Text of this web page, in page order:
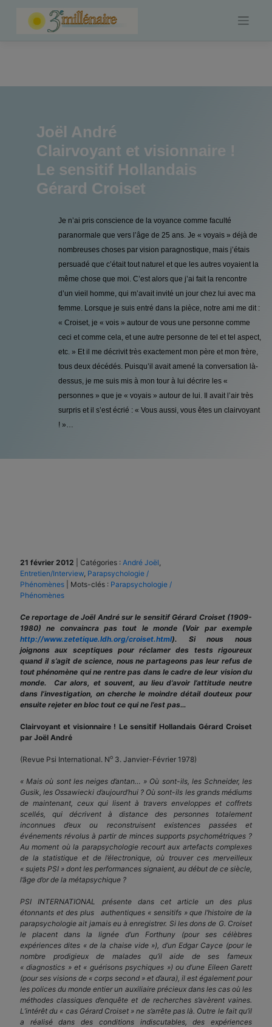
Joël André
Clairvoyant et visionnaire !
Le sensitif Hollandais
Gérard Croiset
Je n’ai pris conscience de la voyance comme faculté
paranormale que vers l’âge de 25 ans. Je « voyais » déjà de
nombreuses choses par vision paragnostique, mais j’étais
persuadé que c’était tout naturel et que les autres voyaient la
même chose que moi. C’est alors que j’ai fait la rencontre
d’un vieil homme, qui m’avait invité un jour chez lui avec ma
femme. Lorsque je suis entré dans la pièce, notre ami me dit :
« Croiset, je « vois » autour de vous une personne comme
ceci et comme cela, et une autre personne de tel et tel aspect,
etc. » Et il me décrivit très exactement mon père et mon frère,
tous deux décédés. Puisqu’il avait amené la conversation là-
dessus, je me suis mis à mon tour à lui décrire les «
personnes » que je « voyais » autour de lui. Il avait l’air très
surpris et il s’est écrié : « Vous aussi, vous êtes un clairvoyant
! »…
21 février 2012 Catégories : André Joël
Entretien/Interview Parapsychologie /
Phénomènes
Mots-clés : Parapsychologie /
Phénomènes
Ce reportage de Joël André sur le sensitif Gérard Croiset (1909-
1980) ne convaincra pas tout le monde (Voir par exemple
http://www.zetetique.ldh.org/croiset.html). Si nous nous
joignons aux sceptiques pour réclamer des tests rigoureux
quand il s’agit de science, nous ne partageons pas leur refus de
tout phénomène qui ne rentre pas dans le cadre de leur vision du
monde. Car alors, et souvent, au lieu d’avoir l’attitude neutre
dans l’investigation, on cherche le moindre détail douteux pour
ensuite rejeter en bloc tout ce qui ne l’est pas…
Clairvoyant et visionnaire ! Le sensitif Hollandais Gérard Croiset
par Joël André
(Revue Psi International. No 3. Janvier-Février 1978)
« Mais où sont les neiges d’antan… » Où sont-ils, les Schneider, les
Gusik, les Ossawiecki d’aujourd’hui ? Où sont-ils les grands médiums
de maintenant, ceux qui lisent à travers enveloppes et coffrets
scellés, qui décrivent à distance des personnes totalement
inconnues d’eux ou reconstruisent existences passées et
événements révolus à partir de minces supports psychométriques ?
Au moment où la parapsychologie recourt aux artefacts complexes
de la statistique et de l’électronique, où trouver ces merveilleux
« sujets PSI » dont les performances signaient, au début de ce siècle,
l’âge d’or de la métapsychique ?
PSI INTERNATIONAL présente dans cet article un des plus
étonnants et des plus authentiques « sensitifs » que l’histoire de la
parapsychologie ait jamais eu à enregistrer. Si les dons de G. Croiset
le placent dans la lignée d’un Forthuny (pour ses célèbres
expériences dites « de la chaise vide »), d’un Edgar Cayce (pour le
nombre prodigieux de malades qu’il aide de ses fameux
« diagnostics » et « guérisons psychiques ») ou d’une Eileen Garett
(pour ses visions de « corps second » et d’aura), il est également pour
les polices du monde entier un auxiliaire précieux dans les cas où les
méthodes classiques d’enquête et de recherches s’avèrent vaines.
L’intérêt du « cas Gérard Croiset » ne s’arrête pas là. Outre le fait qu’il
a réalisé dans des conditions indiscutables, des expériences